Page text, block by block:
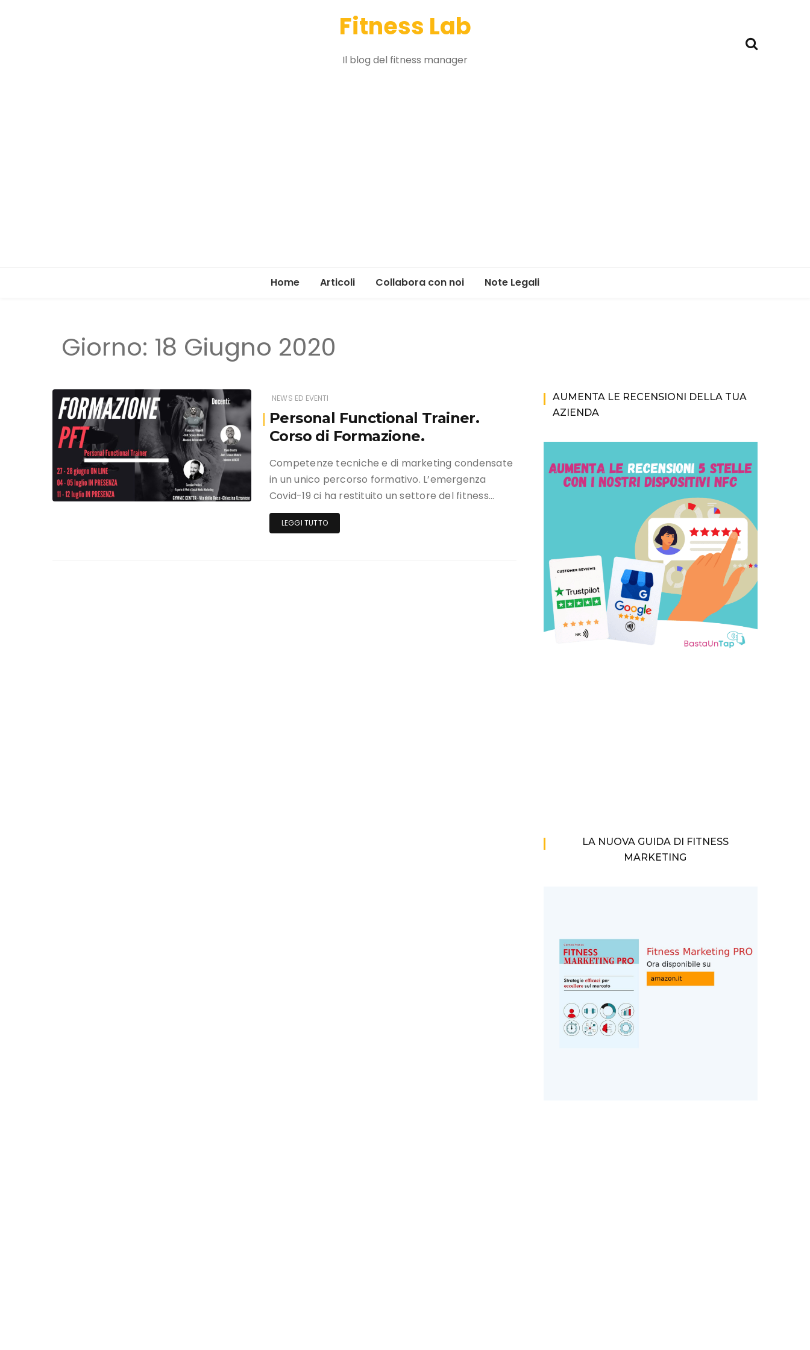
Fitness Lab
Il blog del fitness manager
Home Articoli
Allenamento
Il tour
News ed eventi
Collabora con noi Note Legali
Giorno: 18 Giugno 2020
NEWS ED EVENTI
Personal Functional Trainer.
Corso di Formazione.
Competenze tecniche e di marketing condensate
in un unico percorso formativo. L’emergenza
Covid-19 ci ha restituito un settore del fitness…
LEGGI TUTTO
AUMENTA LE RECENSIONI DELLA TUA
AZIENDA
LA NUOVA GUIDA DI FITNESS
MARKETING